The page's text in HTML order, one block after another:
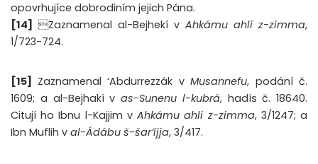
opovrhujíce dobrodiním jejich Pána.
[14] Zaznamenal al-Bejhekí v Ahkámu ahli z-zimma,
1/723-724.
[15] Zaznamenal ‘Abdurrezzák v Musannefu, podání č.
1609; a al-Bejhakí v as-Sunenu l-kubrá, hadís č. 18640.
Citují ho Ibnu l-Kajjim vAhkámu ahli z-zimma, 3/1247; a
Ibn Muflih v al-Ádábu š-šar’íjja, 3/417.